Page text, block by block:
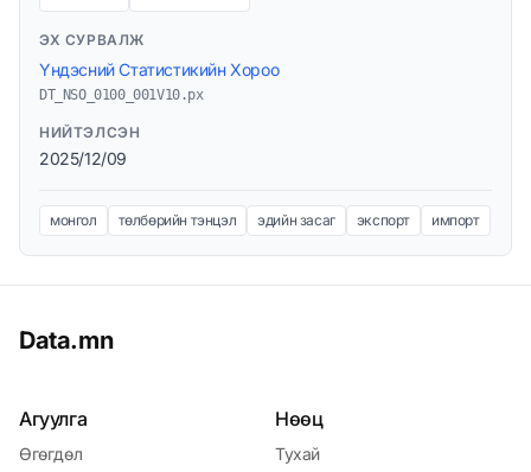
ЭХ СУРВАЛЖ
Үндэсний Статистикийн Хороо
DT_NSO_0100_001V10.px
НИЙТЭЛСЭН
2025/12/09
монгол төлбөрийн тэнцэл эдийн засаг экспорт импорт
Data.mn
Агуулга
Өгөгдөл
Нөөц
Тухай